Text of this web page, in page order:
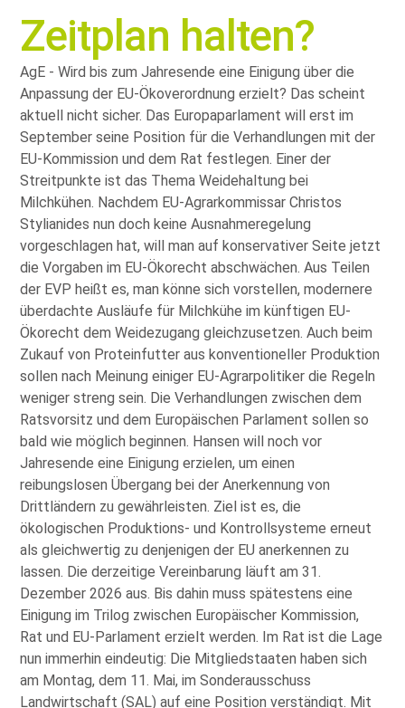
Zeitplan halten?
AgE - Wird bis zum Jahresende eine Einigung über die
Anpassung der EU-Ökoverordnung erzielt? Das scheint
aktuell nicht sicher. Das Europaparlament will erst im
September seine Position für die Verhandlungen mit der
EU-Kommission und dem Rat festlegen. Einer der
Streitpunkte ist das Thema Weidehaltung bei
Milchkühen. Nachdem EU-Agrarkommissar Christos
Stylianides nun doch keine Ausnahmeregelung
vorgeschlagen hat, will man auf konservativer Seite jetzt
die Vorgaben im EU-Ökorecht abschwächen. Aus Teilen
der EVP heißt es, man könne sich vorstellen, modernere
überdachte Ausläufe für Milchkühe im künftigen EU-
Ökorecht dem Weidezugang gleichzusetzen. Auch beim
Zukauf von Proteinfutter aus konventioneller Produktion
sollen nach Meinung einiger EU-Agrarpolitiker die Regeln
weniger streng sein. Die Verhandlungen zwischen dem
Ratsvorsitz und dem Europäischen Parlament sollen so
bald wie möglich beginnen. Hansen will noch vor
Jahresende eine Einigung erzielen, um einen
reibungslosen Übergang bei der Anerkennung von
Drittländern zu gewährleisten. Ziel ist es, die
ökologischen Produktions- und Kontrollsysteme erneut
als gleichwertig zu denjenigen der EU anerkennen zu
lassen. Die derzeitige Vereinbarung läuft am 31.
Dezember 2026 aus. Bis dahin muss spätestens eine
Einigung im Trilog zwischen Europäischer Kommission,
Rat und EU-Parlament erzielt werden. Im Rat ist die Lage
nun immerhin eindeutig: Die Mitgliedstaaten haben sich
am Montag, dem 11. Mai, im Sonderausschuss
Landwirtschaft (SAL) auf eine Position verständigt. Mit